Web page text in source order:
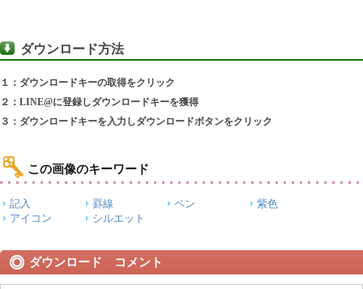
ダウンロード方法
１：ダウンロードキーの取得をクリック
２：LINE@に登録しダウンロードキーを獲得
３：ダウンロードキーを入力しダウンロードボタンをクリック
この画像のキーワード
記入 罫線 ペン
紫色
アイコン
シルエット
ダウンロード コメント